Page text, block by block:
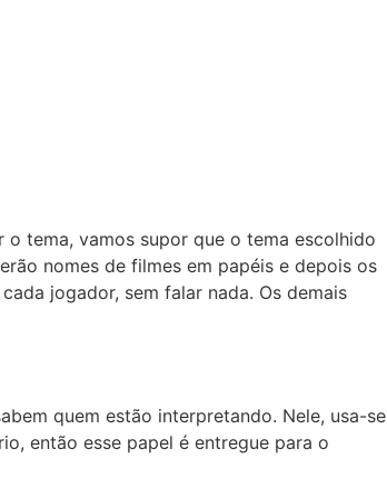
tema, vamos supor que o tema escolhido
nomes de filmes em papéis e depois os
jogador, sem falar nada. Os demais
quem estão interpretando. Nele, usa-se
então esse papel é entregue para o